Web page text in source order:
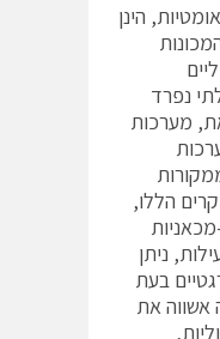
הינן
נפרד
מערכות
הללו,
ניתן
בעת
את